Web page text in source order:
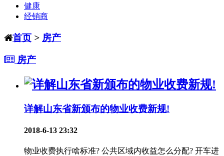
健康
经销商
首页 > 房产
房产
详解山东省新颁布的物业收费新规!
2018-6-13 23:32
物业收费执行啥标准? 公共区域内收益怎么分配? 开车进